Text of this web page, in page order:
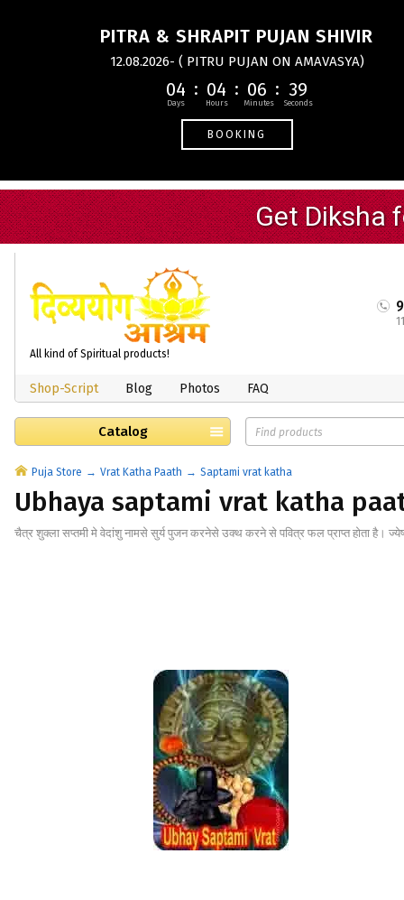
PITRA & SHRAPIT PUJAN SHIVIR
12.08.2026- ( PITRU PUJAN ON AMAVASYA)
04 04 06 38
BOOKING
All kind of Spiritual products!
Shop-Script Blog Photos FAQ
Catalog
Puja Store Vrat Katha Paath Saptami vrat katha
Ubhaya saptami vrat katha
चैत्र शुक्ला सप्तमी मे वेदांशु नामसे सुर्य पुजन करनेसे उक्थ करने से पवित्र फल प्राप्त होता है।